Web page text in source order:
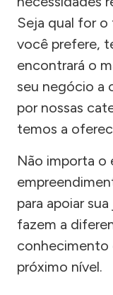
Seja qual for
você prefere,
encontrará o
seu negócio a
por nossas
temos a
Não importa o
para apoiar
fazem a
conhecimento
próximo nível.